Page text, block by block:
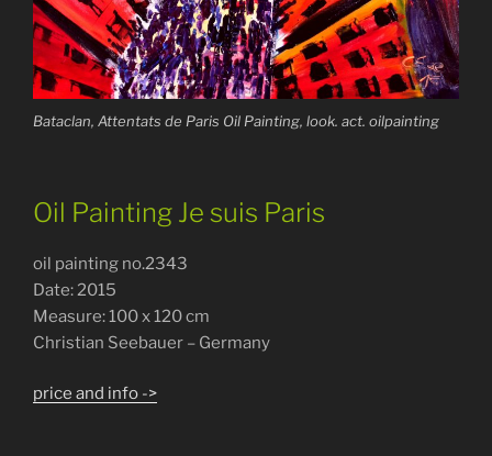
Bataclan, Attentats de Paris Oil Painting, look. act. oilpainting
Oil Painting Je suis Paris
oil painting no.2343
Date: 2015
Measure: 100 x 120 cm
Christian Seebauer – Germany
price and info ->